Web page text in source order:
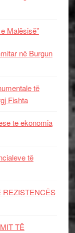
Malësisë”
në Burgun
të
Fishta
te ekonomia
të
REZISTENCЁS
TË